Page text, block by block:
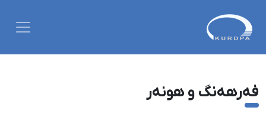
فەرهەنگ و هونەر